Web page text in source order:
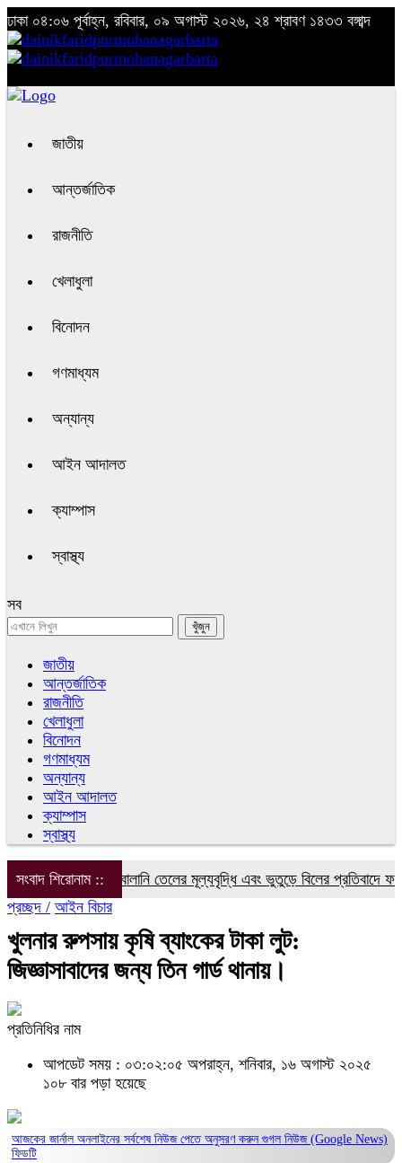
ঢাকা ০৪:০৬ পূর্বাহ্ন, রবিবার, ০৯ অগাস্ট ২০২৬, ২৪ শ্রাবণ ১৪৩৩ বঙ্গাব্দ
জাতীয়
আন্তর্জাতিক
রাজনীতি
খেলাধুলা
বিনোদন
গণমাধ্যম
অন্যান্য
আইন আদালত
ক্যাম্পাস
স্বাস্থ্য
সব
জাতীয়
আন্তর্জাতিক
রাজনীতি
খেলাধুলা
বিনোদন
গণমাধ্যম
অন্যান্য
আইন আদালত
ক্যাম্পাস
স্বাস্থ্য
সংবাদ শিরোনাম ::
বিদ্যুৎ, গ্যাস ও জ্বালানি তেলের মূল্যবৃদ্ধি এবং ভুতুড়ে বিলের প্রতিবাদে
প্রচ্ছদ / আইন বিচার
খুলনার রুপসায় কৃষি ব্যাংকের টাকা লুট:
জিজ্ঞাসাবাদের জন্য তিন গার্ড থানায়।
প্রতিনিধির নাম
আপডেট সময় : ০৩:০২:০৫ অপরাহ্ন, শনিবার, ১৬ অগাস্ট ২০২৫
১০৮ বার পড়া হয়েছে
আজকের জার্নাল অনলাইনের সর্বশেষ নিউজ পেতে অনুসরণ করুন গুগল নিউজ (Google News)
ফিডটি